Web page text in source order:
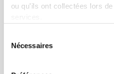
ou qu'ils ont collectées lors
Nécessaires